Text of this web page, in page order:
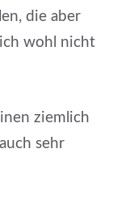
die aber
wohl nicht
ziemlich
sehr